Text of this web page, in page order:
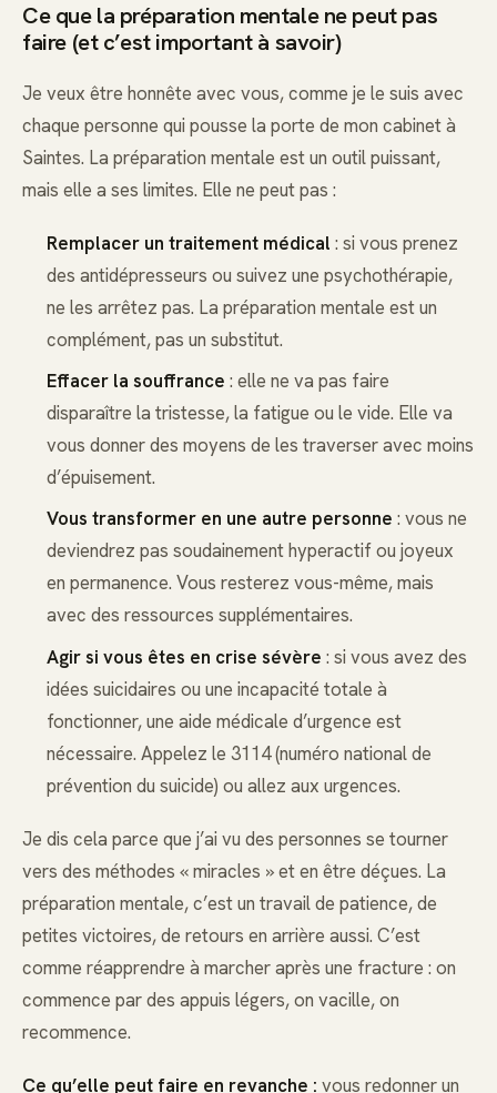
Ce que la préparation mentale ne peut pas
faire (et c’est important à savoir)
Je veux être honnête avec vous, comme je le suis avec
chaque personne qui pousse la porte de mon cabinet à
Saintes. La préparation mentale est un outil puissant,
mais elle a ses limites. Elle ne peut pas :
Remplacer un traitement médical : si vous prenez
des antidépresseurs ou suivez une psychothérapie,
ne les arrêtez pas. La préparation mentale est un
complément, pas un substitut.
Effacer la souffrance : elle ne va pas faire
disparaître la tristesse, la fatigue ou le vide. Elle va
vous donner des moyens de les traverser avec moins
d’épuisement.
Vous transformer en une autre personne : vous ne
deviendrez pas soudainement hyperactif ou joyeux
en permanence. Vous resterez vous-même, mais
avec des ressources supplémentaires.
Agir si vous êtes en crise sévère : si vous avez des
idées suicidaires ou une incapacité totale à
fonctionner, une aide médicale d’urgence est
nécessaire. Appelez le 3114 (numéro national de
prévention du suicide) ou allez aux urgences.
Je dis cela parce que j’ai vu des personnes se tourner
vers des méthodes « miracles » et en être déçues. La
préparation mentale, c’est un travail de patience, de
petites victoires, de retours en arrière aussi. C’est
comme réapprendre à marcher après une fracture : on
commence par des appuis légers, on vacille, on
recommence.
Ce qu’elle peut faire en revanche : vous redonner un